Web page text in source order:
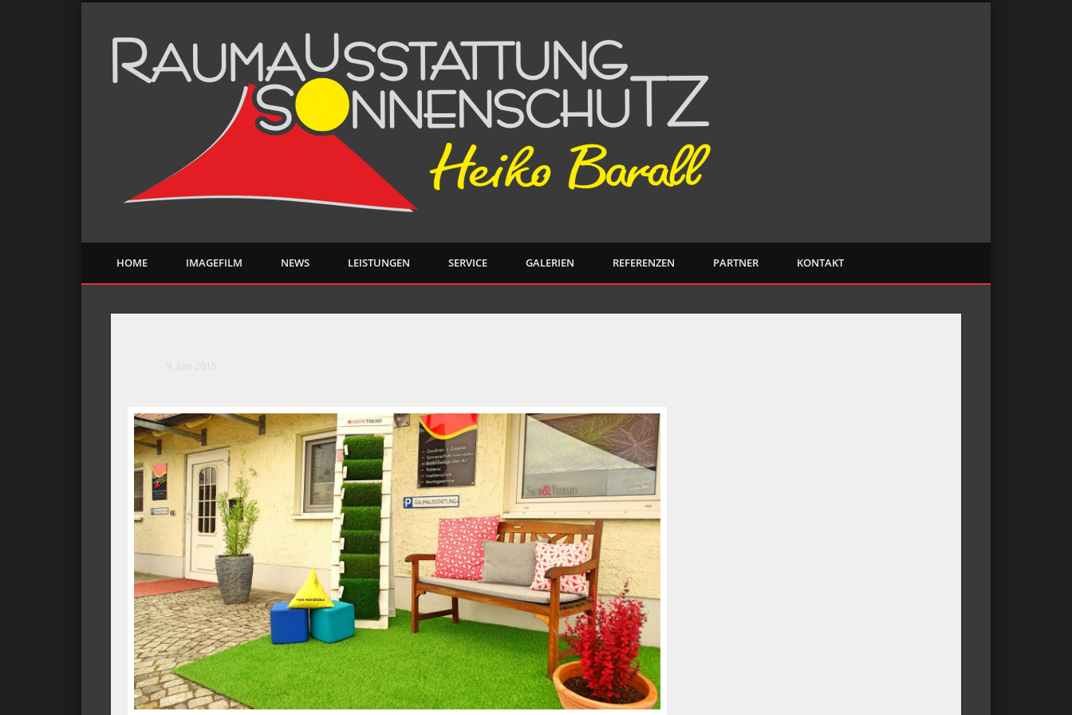
HOME IMAGEFILM NEWS LEISTUNGEN SERVICE GALERIEN REFERENZEN PARTNER KONTAKT
9. Juni 2015